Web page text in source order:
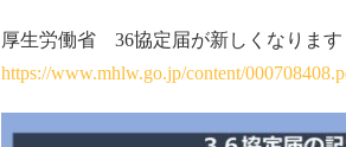
厚生労働省 36協定届が新しくなります
https://www.mhlw.go.jp/content/